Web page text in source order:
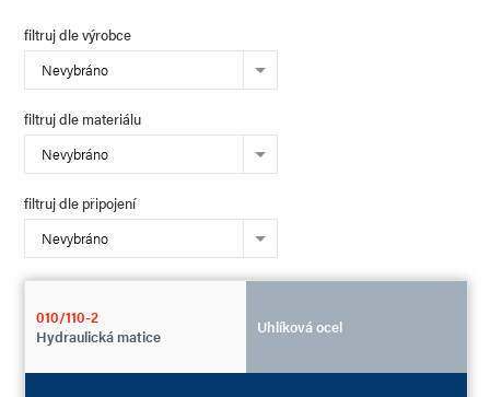
filtruj dle výrobce
Nevybráno
filtruj dle materiálu
Nevybráno
filtruj dle připojení
Nevybráno
010/110-2
Hydraulická matice
Uhlíková ocel